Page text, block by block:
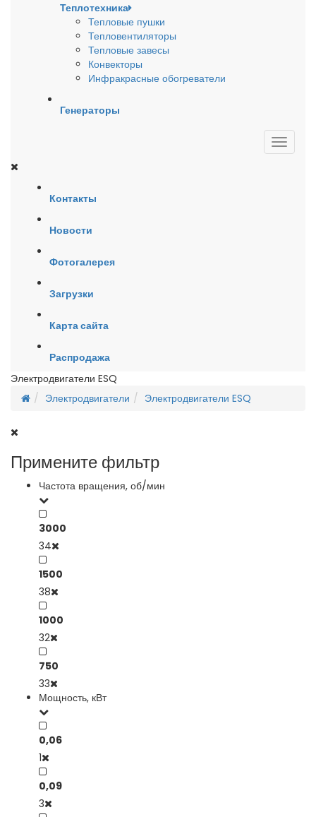
Теплотехника
Тепловые пушки
Тепловентиляторы
Тепловые завесы
Конвекторы
Инфракрасные обогреватели
Генераторы
Контакты
Новости
Фотогалерея
Загрузки
Карта сайта
Распродажа
Электродвигатели ESQ
Электродвигатели
Электродвигатели ESQ
Примените фильтр
Частота вращения, об/мин
3000
34
1500
38
1000
32
750
33
Мощность, кВт
0,06
1
0,09
3